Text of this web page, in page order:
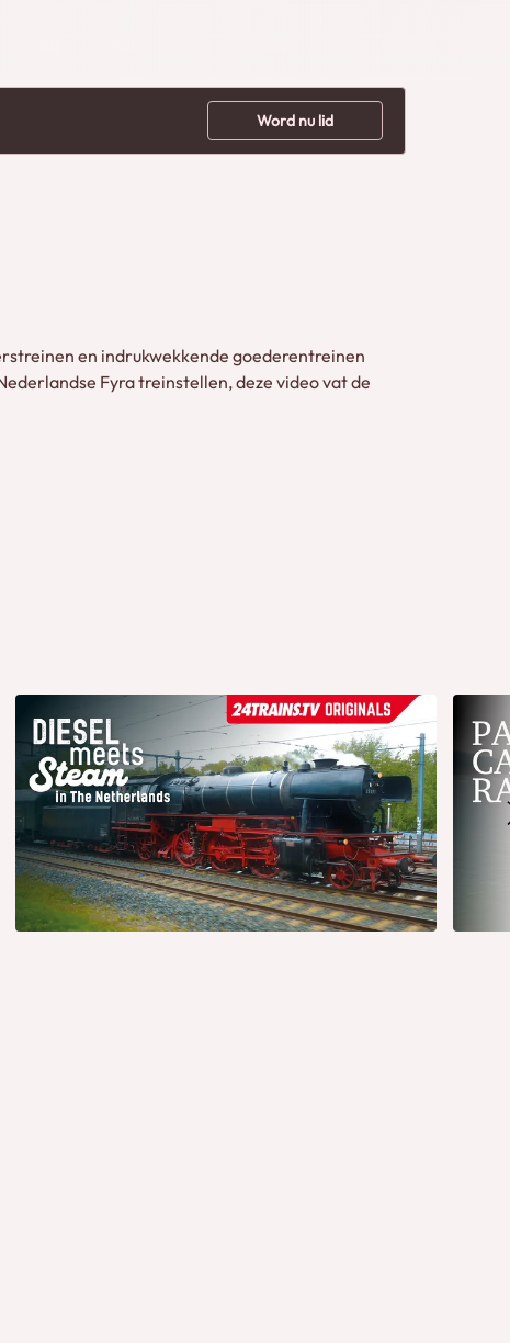
Word nu lid
en indrukwekkende goederentreinen
Fyra treinstellen, deze video vat de